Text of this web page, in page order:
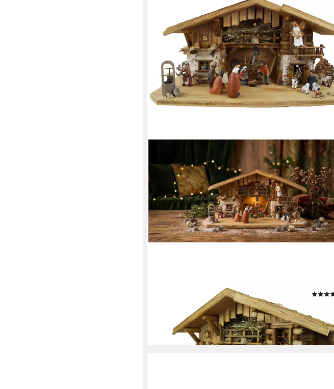
Krippe Weihnachtskrippe Aicha inkl. Figurensatz ETA 1
oder ETA2
ab 219,00 €
in 4-5 Werktagen bei dir